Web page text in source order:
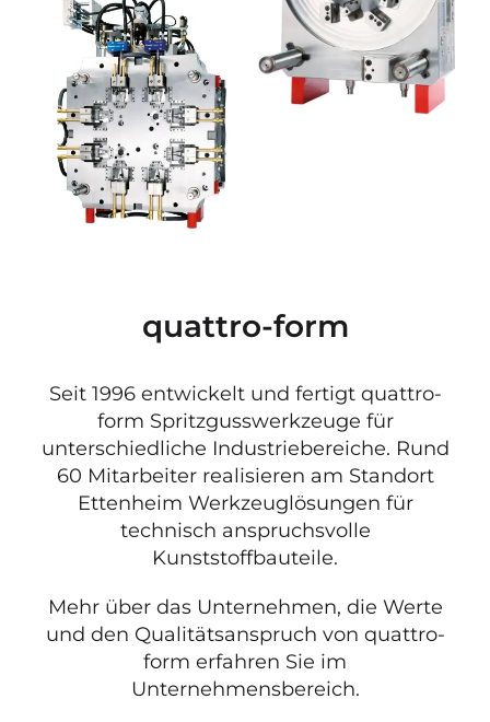
quattro-form
Seit 1996 entwickelt und fertigt quattro-
form Spritzgusswerkzeuge für
unterschiedliche Industriebereiche. Rund
60 Mitarbeiter realisieren am Standort
Ettenheim Werkzeuglösungen für
technisch anspruchsvolle
Kunststoffbauteile.
Mehr über das Unternehmen, die Werte
und den Qualitätsanspruch von quattro-
form erfahren Sie im
Unternehmensbereich.